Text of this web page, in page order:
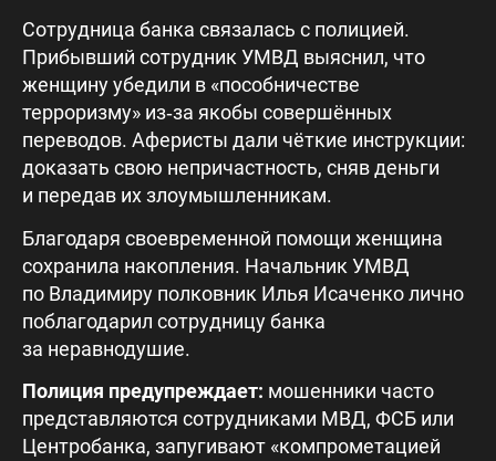
Сотрудница банка связалась с полицией.
Прибывший сотрудник УМВД выяснил, что
женщину убедили в «пособничестве
терроризму» из‑за якобы совершённых
переводов. Аферисты дали чёткие инструкции:
доказать свою непричастность, сняв деньги
и передав их злоумышленникам.
Благодаря своевременной помощи женщина
сохранила накопления. Начальник УМВД
по Владимиру полковник Илья Исаченко лично
поблагодарил сотрудницу банка
за неравнодушие.
Полиция предупреждает: мошенники часто
представляются сотрудниками МВД, ФСБ или
Центробанка, запугивают «компрометацией